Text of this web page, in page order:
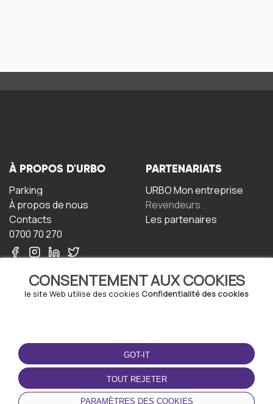
CONSENTEMENT AUX COOKIES
le site Web utilise des cookies Confidentialité des cookies
GOT-IT
TOUT REJETER
PARAMÈTRES DES COOKIES
À PROPOS D'URBO
Parking
À propos de nous
Contacts
0700 70 270
PARTENARIATS
URBO Mon entreprise
Revendeurs
Les partenaires
TERMS-OF-USE
Termes et conditions
Politique de confidentialité
Politique relative aux
cookies
TÉLÉCHARGEZ
L'APPLICATION